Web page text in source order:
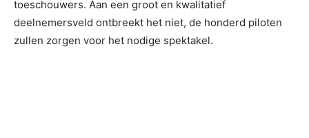
toeschouwers. Aan een groot en kwalitatief
deelnemersveld ontbreekt het niet, de honderd piloten
zullen zorgen voor het nodige spektakel.